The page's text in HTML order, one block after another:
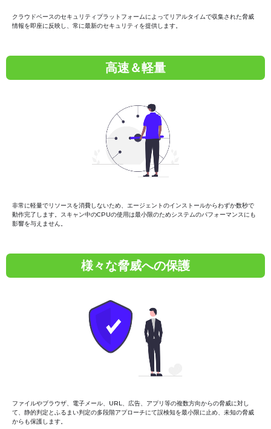
クラウドベースのセキュリティプラットフォームによってリアルタイムで収集された脅威
情報を即座に反映し、常に最新のセキュリティを提供します。
高速＆軽量
非常に軽量でリソースを消費しないため、エージェントのインストールからわずか数秒で
動作完了します。スキャン中のCPUの使用は最小限のためシステムのパフォーマンスにも
影響を与えません。
様々な脅威への保護
ファイルやブラウザ、電子メール、URL、広告、アプリ等の複数方向からの脅威に対し
て、静的判定とふるまい判定の多段階アプローチにて誤検知を最小限に止め、未知の脅威
からも保護します。